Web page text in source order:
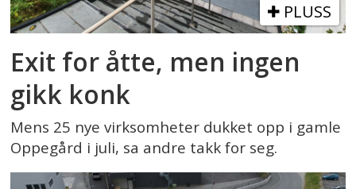
PLUSS
Exit for åtte, men ingen
gikk konk
Mens 25 nye virksomheter dukket opp i gamle
Oppegård i juli, sa andre takk for seg.